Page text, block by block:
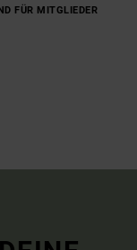
FÜR MITGLIEDER